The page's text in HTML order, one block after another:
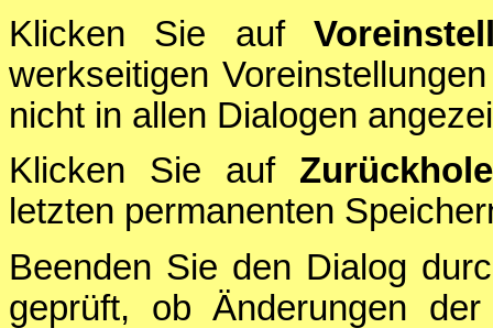
Klicken Sie auf
werkseitigen
nicht in allen Dialogen
Klicken Sie auf
letzten permanenten
Beenden Sie den Dialog
geprüft, ob Änderungen